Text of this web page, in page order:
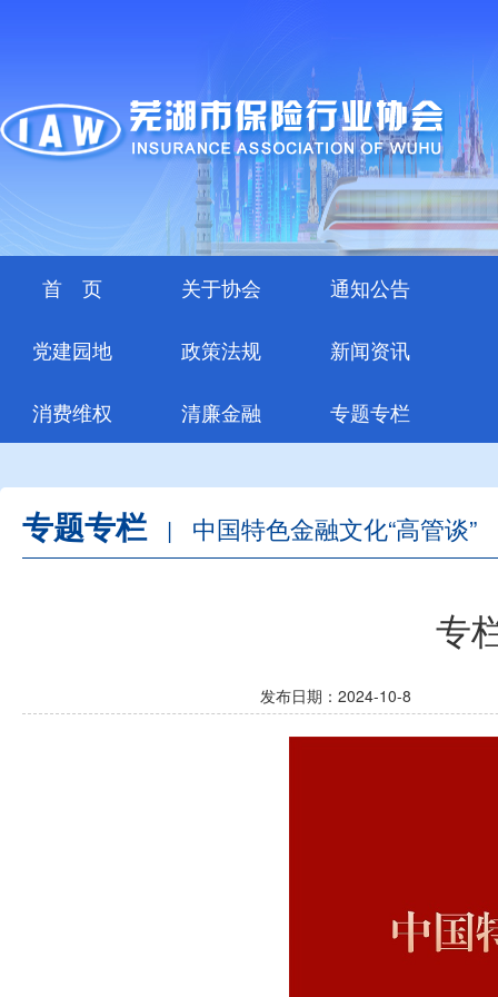
首 页 关于协会 通知公告
党建园地 政策法规 新闻资讯
消费维权 清廉金融 专题专栏
专题专栏 | 中国特色金融文化“高管谈”
专
发布日期：2024-10-8